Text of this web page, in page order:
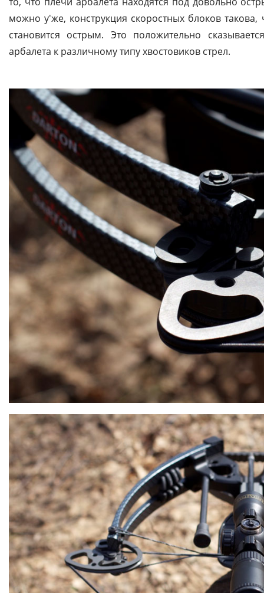
можно у′же, конструкция скоростных блоков
становится острым. Это положительно
арбалета к различному типу хвостовиков стрел.